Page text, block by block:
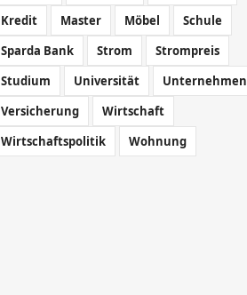
Kredit
Master Möbel
Schule
Sparda Bank
Strom
Strompreis
Studium
Universität
Unternehmen
Versicherung
Wirtschaft
Wirtschaftspolitik
Wohnung